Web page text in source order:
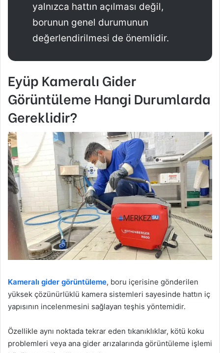
yalnızca hattın açılması değil,
borunun genel durumunun
değerlendirilmesi de önemlidir.
Eyüp Kameralı Gider
Görüntüleme Hangi Durumlarda
Gereklidir?
Kameralı gider görüntüleme, boru içerisine gönderilen
yüksek çözünürlüklü kamera sistemleri sayesinde hattın iç
yapısının incelenmesini sağlayan teşhis yöntemidir.
Özellikle aynı noktada tekrar eden tıkanıklıklar, kötü koku
problemleri veya ana gider arızalarında görüntüleme işlemi